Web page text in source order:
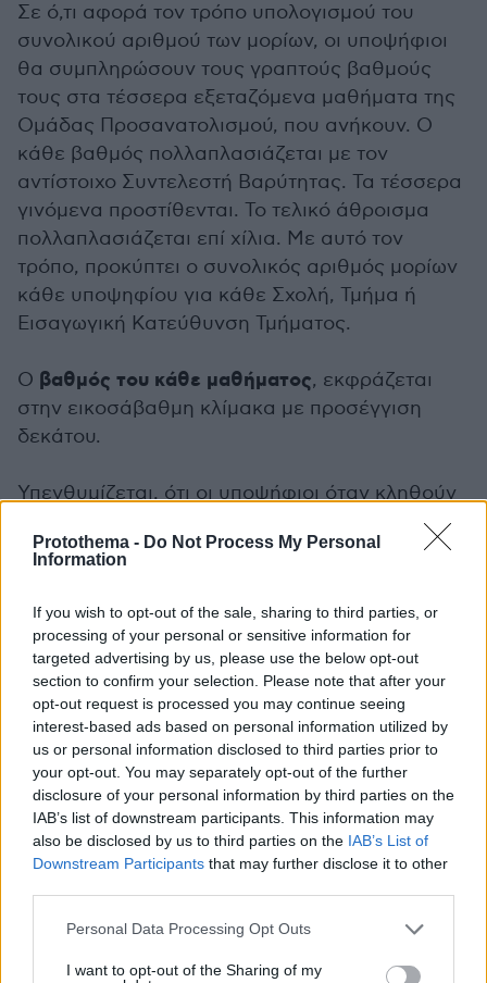
Protothema - Do Not Process My Personal
Information
If you wish to opt-out of the sale, sharing to third parties, or
processing of your personal or sensitive information for
targeted advertising by us, please use the below opt-out
section to confirm your selection. Please note that after your
opt-out request is processed you may continue seeing
interest-based ads based on personal information utilized by
us or personal information disclosed to third parties prior to
your opt-out. You may separately opt-out of the further
disclosure of your personal information by third parties on the
IAB’s list of downstream participants. This information may
also be disclosed by us to third parties on the IAB’s List of
Downstream Participants that may further disclose it to other
Please note that this website/app uses one or more Google
not limited to your visit or usage behaviour. You may click to
Personal Data Processing Opt Outs
I want to opt-out of the Sharing of my
Σε ό,τι αφορά τον τρόπο υπολογισμού του
συνολικού αριθμού των μορίων, οι υποψήφιοι
θα συμπληρώσουν τους γραπτούς βαθμούς
τους στα τέσσερα εξεταζόμενα μαθήματα της
Ομάδας Προσανατολισμού, που ανήκουν. Ο
κάθε βαθμός πολλαπλασιάζεται με τον
αντίστοιχο Συντελεστή Βαρύτητας. Τα τέσσερα
γινόμενα προστίθενται. Το τελικό άθροισμα
πολλαπλασιάζεται επί χίλια. Με αυτό τον
τρόπο, προκύπτει ο συνολικός αριθμός μορίων
κάθε υποψηφίου για κάθε Σχολή, Τμήμα ή
Εισαγωγική Κατεύθυνση Τμήματος.
Ο βαθμός του κάθε μαθήματος, εκφράζεται
στην εικοσάβαθμη κλίμακα με προσέγγιση
δεκάτου.
Υπενθυμίζεται, ότι οι υποψήφιοι όταν κληθούν
Μηχανογραφικό θα βλέπουν και θα μπορούν
έχουν πρόσβαση. Συγκεκριμένα, κάθε
υποψήφιος θα βλέπει τα τμήματα εκείνα, για τα
οποία ο μέσος όρος των βαθμολογικών
επιδόσεων του είναι ίσος ή μεγαλύτερος από
την Ελάχιστη Βάση Εισαγωγής (ΕΒΕ) κάθε
τμήματος, συνυπολογιζόμενης όπου απαιτείται
και της ΕΒΕ του ειδικού μαθήματος ή των
πρακτικών δοκιμασιών – η ανακοίνωση της
βαθμολογίας των ειδικών μαθημάτων
αναμένεται την Πέμπτη 06/07/23.
Ποια τα κριτήρια επιλογής των σχολών στο